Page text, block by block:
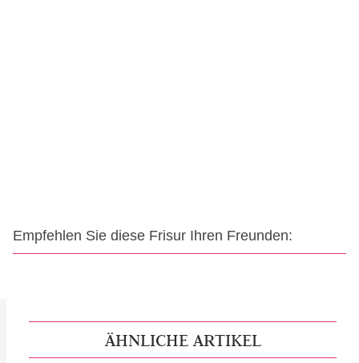
Empfehlen Sie diese Frisur Ihren Freunden:
ÄHNLICHE ARTIKEL